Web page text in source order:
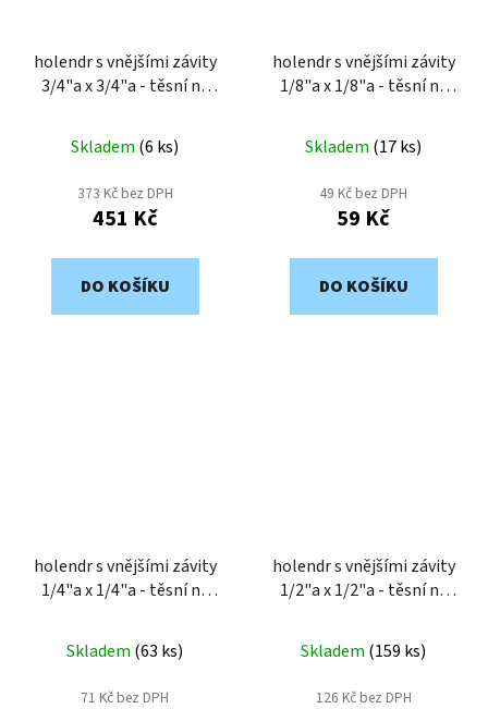
holendr s vnějšími závity
3/4"a x 3/4"a - těsní na
Skladem (6 ks)
373 Kč bez DPH
451 Kč
DO KOŠÍKU
holendr s vnějšími závity
1/8"a x 1/8"a - těsní na
Skladem (17 ks)
49 Kč bez DPH
59 Kč
DO KOŠÍKU
holendr s vnějšími závity
1/4"a x 1/4"a - těsní na
Skladem (63 ks)
71 Kč bez DPH
holendr s vnějšími závity
1/2"a x 1/2"a - těsní na
Skladem (159 ks)
126 Kč bez DPH